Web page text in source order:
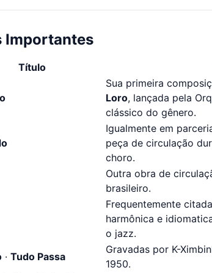
Importantes
Título
Sua primeira
Loro, lançada pela
clássico do gênero.
Igualmente em
peça de circulação
choro.
Outra obra de
brasileiro.
Frequentemente
harmônica e
o jazz.
· Tudo Passa
Gravadas por K-
1950.